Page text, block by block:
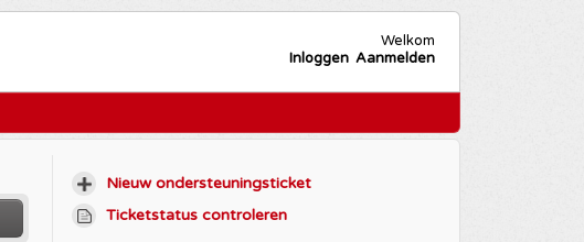
Welkom
Inloggen Aanmelden
Nieuw ondersteuningsticket
Ticketstatus controleren